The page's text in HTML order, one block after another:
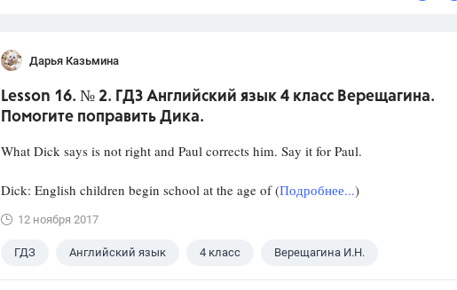
Дарья Казьмина
Lesson 16. № 2. ГДЗ Английский язык 4 класс Верещагина.
Помогите поправить Дика.
What Dick says is not right and Paul corrects him. Say it for Paul.
Dick: English children begin school at the age of (Подробнее...)
12 ноября 2017
ГДЗ Английский язык 4 класс Верещагина И.Н.